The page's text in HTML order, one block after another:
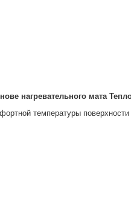
нагревательного мата
температуры